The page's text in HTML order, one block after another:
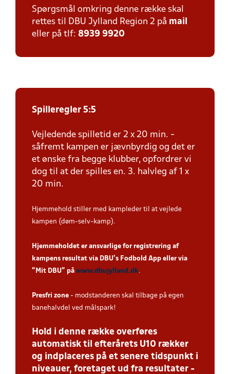
Spørgsmål omkring denne række skal
rettes til DBU Jylland Region 2 på mail
eller på tlf: 8939 9920
Spilleregler 5:5
Vejledende spilletid er 2 x 20 min. -
såfremt kampen er jævnbyrdig og det er
et ønske fra begge klubber, opfordrer vi
dog til at der spilles en. 3. halvleg af 1 x
20 min.
Hjemmehold stiller med kampleder til at vejlede
kampen (døm-selv-kamp).
Hjemmeholdet er ansvarlige for registrering af
kampens resultat via DBU’s Fodbold App eller via
”Mit DBU” på www.dbujylland.dk.
Presfri zone - modstanderen skal tilbage på egen
banehalvdel ved målspark!
Hold i denne række overføres
automatisk til efterårets U10 rækker
og indplaceres på et senere tidspunkt i
niveauer, foretaget ud fra resultater -